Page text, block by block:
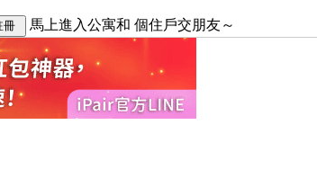
馬上進入公寓和 個住戶交朋友～